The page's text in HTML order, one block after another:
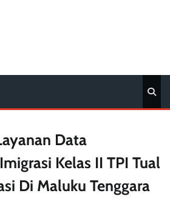
Data
Kelas II TPI Tual
Di Maluku Tenggara